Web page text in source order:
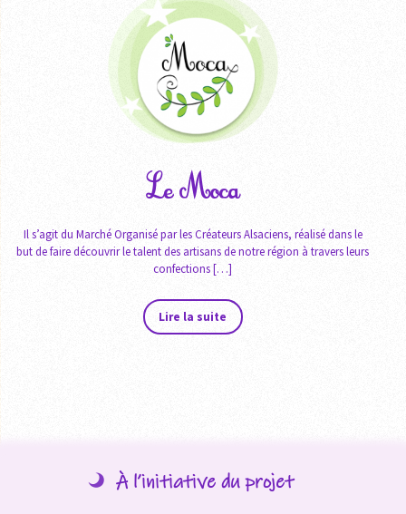
Le Moca
Il s’agit du Marché Organisé par les Créateurs Alsaciens, réalisé dans le
but de faire découvrir le talent des artisans de notre région à travers leurs
confections […]
Lire la suite
À l’initiative du projet